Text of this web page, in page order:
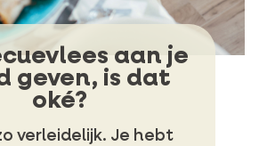
aan je
geven, is dat
oké?
verleidelijk. Je hebt